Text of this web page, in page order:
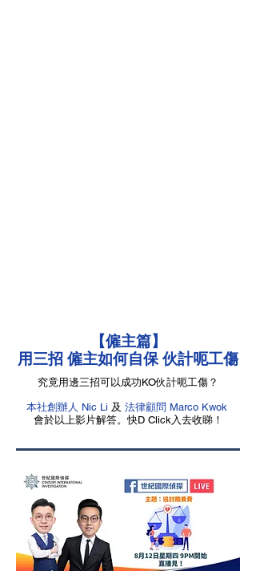
【僱主篇】
用三招 僱主如何自保 伙計呃工傷
究竟用邊三招可以成功KO伙計呃工傷？
本社創辦人 Nic Li 及 法律顧問 Marco Kwok
會於以上影片解答。快D Click入去收睇！